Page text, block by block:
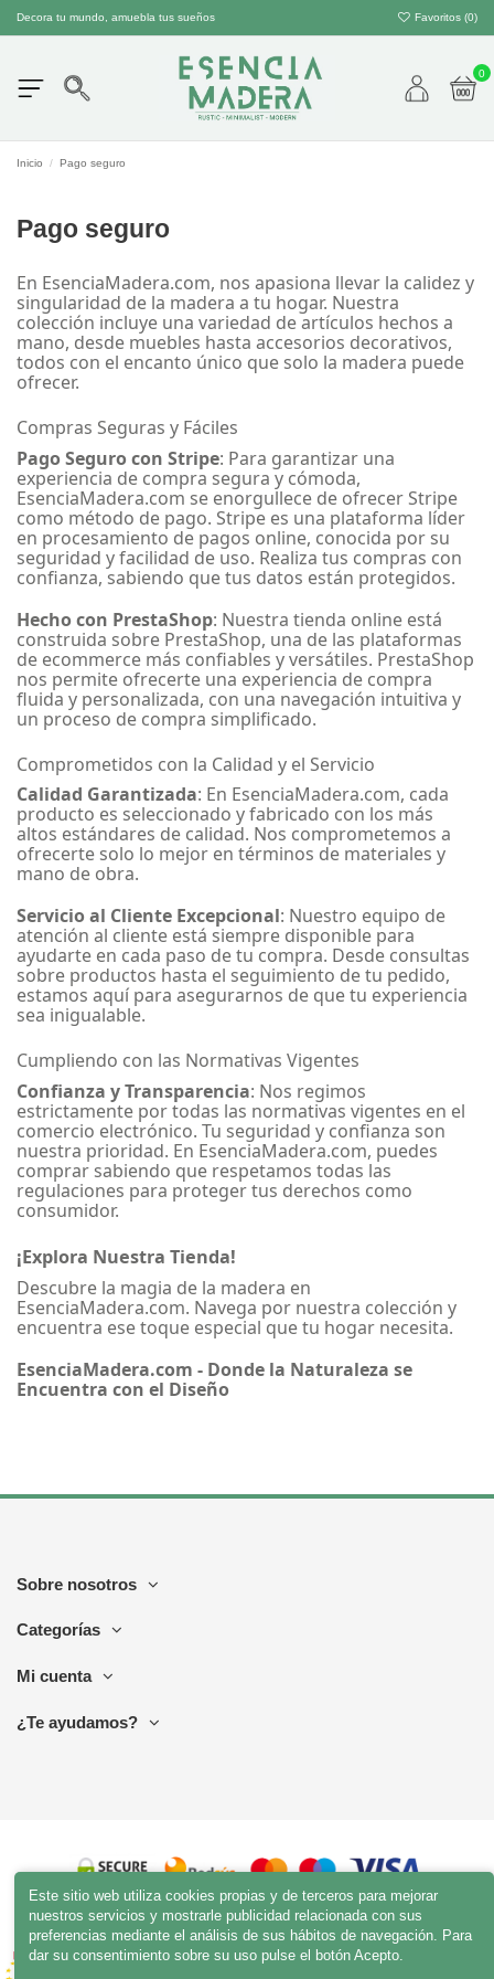
Decora tu mundo, amuebla tus sueños Favoritos (0)
0
Inicio Pago seguro
Pago seguro
En EsenciaMadera.com, nos apasiona llevar la calidez y
singularidad de la madera a tu hogar. Nuestra
colección incluye una variedad de artículos hechos a
mano, desde muebles hasta accesorios decorativos,
todos con el encanto único que solo la madera puede
ofrecer.
Compras Seguras y Fáciles
Pago Seguro con Stripe: Para garantizar una
experiencia de compra segura y cómoda,
EsenciaMadera.com se enorgullece de ofrecer Stripe
como método de pago. Stripe es una plataforma líder
en procesamiento de pagos online, conocida por su
seguridad y facilidad de uso. Realiza tus compras con
confianza, sabiendo que tus datos están protegidos.
Hecho con PrestaShop: Nuestra tienda online está
construida sobre PrestaShop, una de las plataformas
de ecommerce más confiables y versátiles. PrestaShop
nos permite ofrecerte una experiencia de compra
fluida y personalizada, con una navegación intuitiva y
un proceso de compra simplificado.
Comprometidos con la Calidad y el Servicio
Calidad Garantizada: En EsenciaMadera.com, cada
producto es seleccionado y fabricado con los más
altos estándares de calidad. Nos comprometemos a
ofrecerte solo lo mejor en términos de materiales y
mano de obra.
Servicio al Cliente Excepcional: Nuestro equipo de
atención al cliente está siempre disponible para
ayudarte en cada paso de tu compra. Desde consultas
sobre productos hasta el seguimiento de tu pedido,
estamos aquí para asegurarnos de que tu experiencia
sea inigualable.
Cumpliendo con las Normativas Vigentes
Confianza y Transparencia: Nos regimos
estrictamente por todas las normativas vigentes en el
comercio electrónico. Tu seguridad y confianza son
nuestra prioridad. En EsenciaMadera.com, puedes
comprar sabiendo que respetamos todas las
regulaciones para proteger tus derechos como
consumidor.
¡Explora Nuestra Tienda!
Descubre la magia de la madera en
EsenciaMadera.com. Navega por nuestra colección y
encuentra ese toque especial que tu hogar necesita.
EsenciaMadera.com - Donde la Naturaleza se
Encuentra con el Diseño
Sobre nosotros
Categorías
Mi cuenta
¿Te ayudamos?
Este sitio web utiliza cookies propias y de terceros para mejorar
nuestros servicios y mostrarle publicidad relacionada con sus
preferencias mediante el análisis de sus hábitos de navegación. Para
dar su consentimiento sobre su uso pulse el botón Acepto.